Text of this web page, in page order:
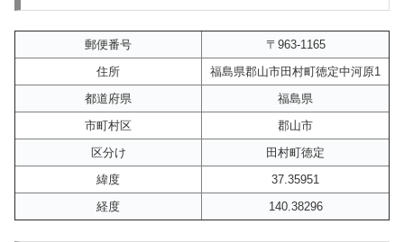
郵便番号
〒963-1165
住所
福島県郡山市田村町徳定中河原1
都道府県
福島県
市町村区
郡山市
区分け
田村町徳定
緯度
37.35951
経度
140.38296